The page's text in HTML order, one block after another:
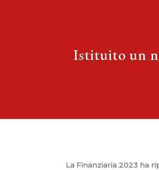
Istituito un
La Finanziaria 2023 ha